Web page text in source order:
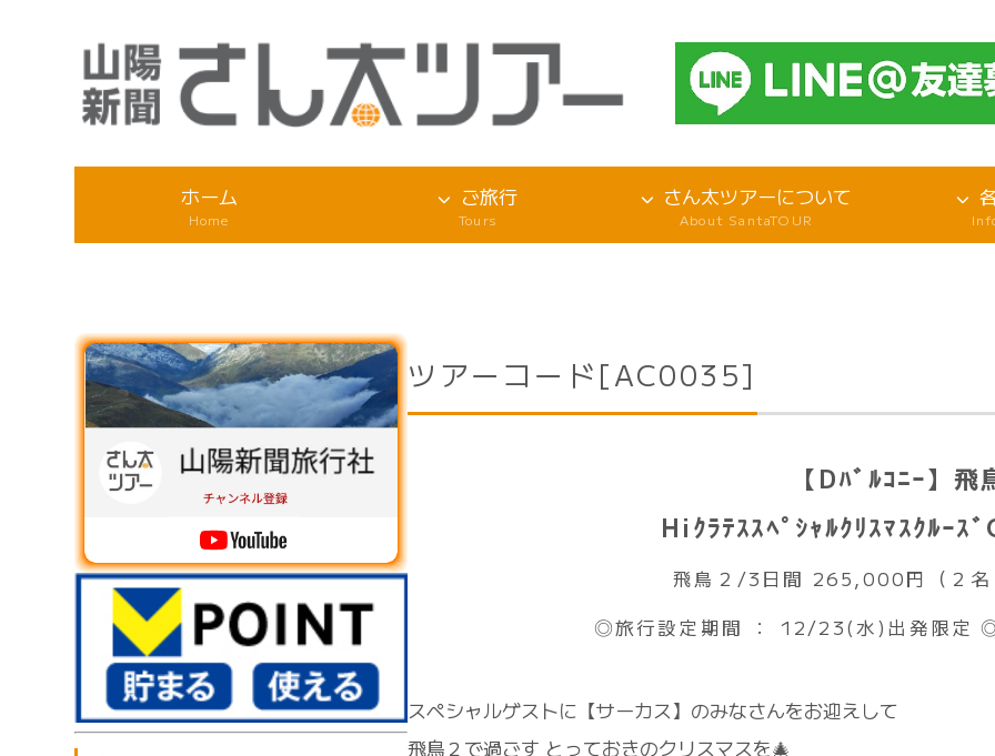
ホーム
Home
ご旅行
Tours
さん太ツアーについて
About SantaTOUR
ツアーコード[AC0035]
【Dﾊﾞﾙｺﾆｰ】飛
Hiｸﾗﾃｽｽﾍﾟｼｬﾙｸﾘｽﾏｽｸﾙｰｽ
飛鳥２/3日間 265,000円（２名
◎旅行設定期間 ： 12/23(水)出発限定
スペシャルゲストに【サーカス】のみなさんをお迎えして
飛鳥２で過ごす とっておきのクリスマスを🎄